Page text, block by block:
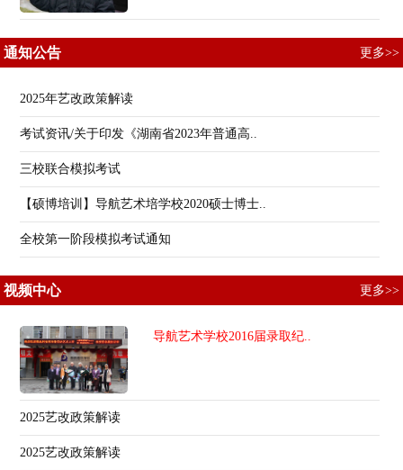
通知公告 更多>>
2025年艺改政策解读
考试资讯/关于印发《湖南省2023年普通高..
三校联合模拟考试
【硕博培训】导航艺术培学校2020硕士博士..
全校第一阶段模拟考试通知
视频中心 更多>>
导航艺术学校2016届录取纪..
2025艺改政策解读
2025艺改政策解读